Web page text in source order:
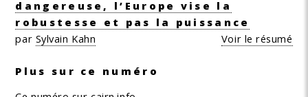
dangereuse, l’Europe vise la
robustesse et pas la puissance
Voir le résumé
par Sylvain Kahn
Plus sur ce numéro